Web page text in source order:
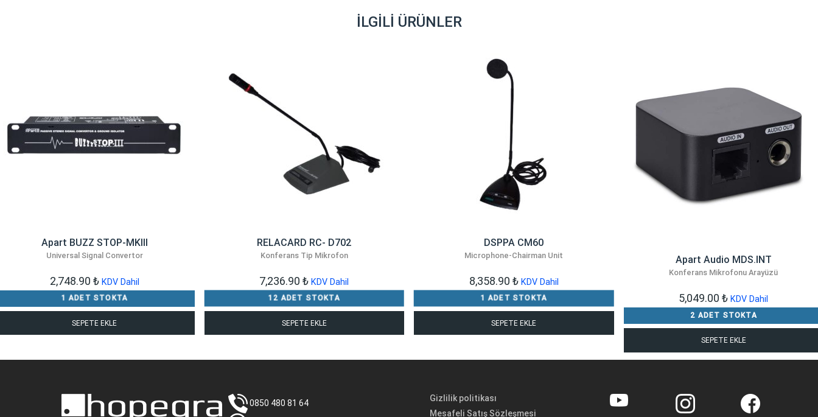
İLGILI ÜRÜNLER
Apart BUZZ STOP-MKIII
Universal Signal Convertor
2,748.90 ₺ KDV Dahil
1 ADET STOKTA
SEPETE EKLE
RELACARD RC- D702
Konferans Tip Mikrofon
7,236.90₺ KDV Dahil
12 ADET STOKTA
SEPETE EKLE
DSPPA CM60
Microphone-Chairman Unit
8,358.90 ₺ KDV Dahil
1 ADET STOKTA
SEPETE EKLE
Apart Audio MDS.INT
Konferans Mikrofonu Arayüzü
5,049.00₺ KDV Dahil
2 ADET STOKTA
SEPETE EKLE
0850 480 81 64
Gizlilik politikası
Mesafeli Satış Sözleşmesi